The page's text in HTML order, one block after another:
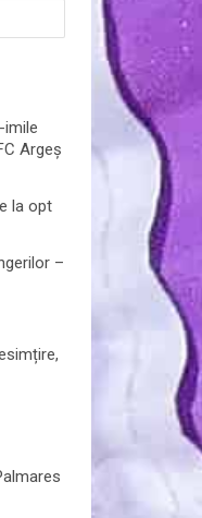
imile
Argeș
la opt
–